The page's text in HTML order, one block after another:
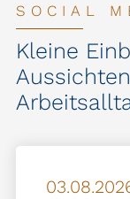
SOCIAL
Kleine